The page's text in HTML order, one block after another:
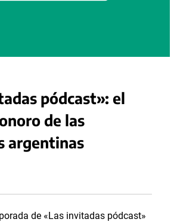
pódcast»: el
de las
argentinas
de «Las invitadas pódcast»